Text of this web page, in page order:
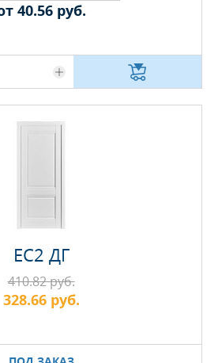
40.56 руб.
EC2 ДГ
410.82 руб.
328.66 руб.